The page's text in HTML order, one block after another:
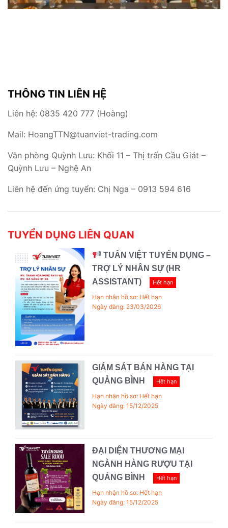
THÔNG TIN LIÊN HỆ
Liên hệ: 0835 420 777 (Hoàng)
Mail: HoangTTN@tuanviet-trading.com
Văn phòng Quỳnh Lưu: Khối 11 – Thị trấn Cầu Giát –
Quỳnh Lưu – Nghệ An
Liên hệ đến ứng tuyển: Chị Nga – 0913 594 616
TUYỂN DỤNG LIÊN QUAN
TUẤN VIỆT TUYỂN DỤNG –
TRỢ LÝ NHÂN SỰ (HR
ASSISTANT)
Hết hạn
Hạn nhận hồ sơ: Hết hạn
Ngày đăng: 23/03/2026
GIÁM SÁT BÁN HÀNG TẠI
QUẢNG BÌNH
Hết hạn
Hạn nhận hồ sơ: Hết hạn
Ngày đăng: 15/12/2025
ĐẠI DIỆN THƯƠNG MẠI
NGÀNH HÀNG RƯỢU TẠI
QUẢNG BÌNH
Hết hạn
Hạn nhận hồ sơ: Hết hạn
Ngày đăng: 15/12/2025